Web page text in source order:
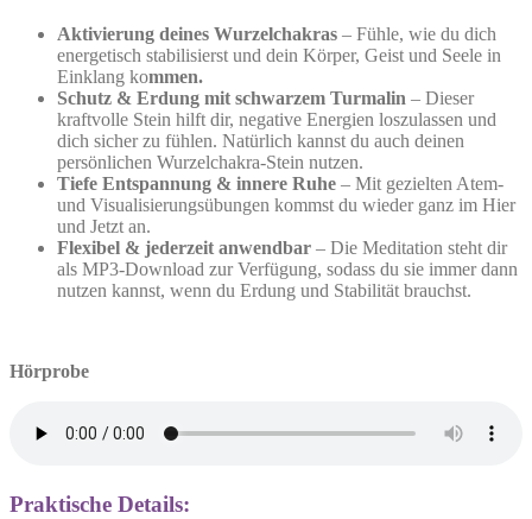
Aktivierung deines Wurzelchakras – Fühle, wie du dich
energetisch stabilisierst und dein Körper, Geist und Seele in
Einklang kommen.
Schutz & Erdung mit schwarzem Turmalin – Dieser
kraftvolle Stein hilft dir, negative Energien loszulassen und
dich sicher zu fühlen. Natürlich kannst du auch deinen
persönlichen Wurzelchakra-Stein nutzen.
Tiefe Entspannung & innere Ruhe – Mit gezielten Atem-
und Visualisierungsübungen kommst du wieder ganz im Hier
und Jetzt an.
Flexibel & jederzeit anwendbar – Die Meditation steht dir
als MP3-Download zur Verfügung, sodass du sie immer dann
nutzen kannst, wenn du Erdung und Stabilität brauchst.
Hörprobe
Praktische Details: